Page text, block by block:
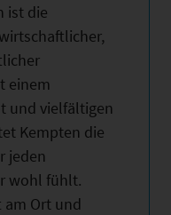
ist die
einem
und vielfältigen
Kempten die
jeden
wohl fühlt.
am Ort und